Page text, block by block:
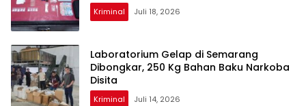
Kriminal Juli 18, 2026
Laboratorium Gelap di Semarang
Dibongkar, 250 Kg Bahan Baku Narkoba
Disita
Kriminal Juli 14, 2026